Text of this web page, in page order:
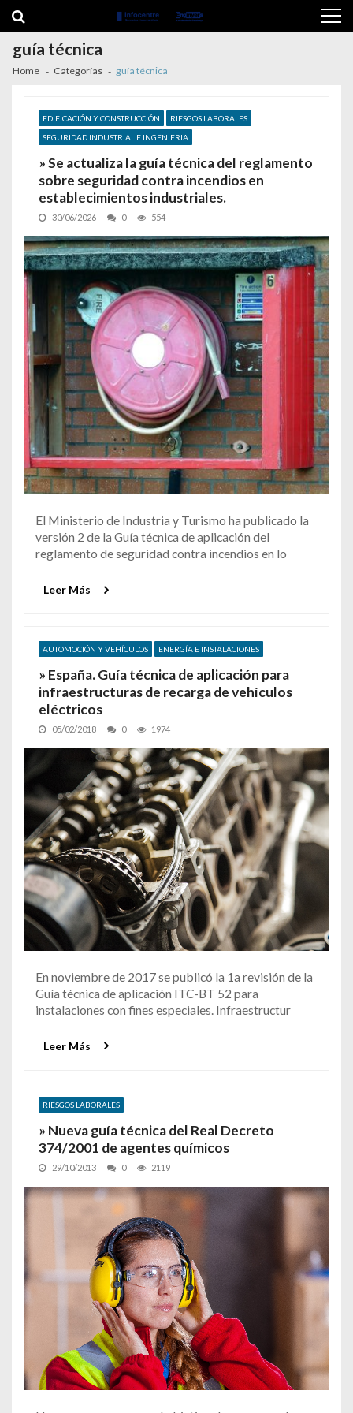
guía técnica
Home Categorías guía técnica
EDIFICACIÓN Y CONSTRUCCIÓN
RIESGOS LABORALES
SEGURIDAD INDUSTRIAL E INGENIERIA
» Se actualiza la guía técnica del reglamento
sobre seguridad contra incendios en
establecimientos industriales.
30/06/2026 0 554
El Ministerio de Industria y Turismo ha publicado la
versión 2 de la Guía técnica de aplicación del
reglamento de seguridad contra incendios en lo
Leer Más
AUTOMOCIÓN Y VEHÍCULOS ENERGÍA E INSTALACIONES
» España. Guía técnica de aplicación para
infraestructuras de recarga de vehículos
eléctricos
05/02/2018 0 1974
En noviembre de 2017 se publicó la 1a revisión de la
Guía técnica de aplicación ITC-BT 52 para
instalaciones con fines especiales. Infraestructur
Leer Más
RIESGOS LABORALES
» Nueva guía técnica del Real Decreto
374/2001 de agentes químicos
29/10/2013 0 2119